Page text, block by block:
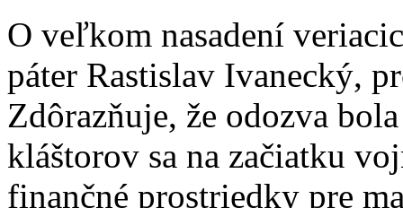
O veľkom nasadení
páter Rastislav Ivanecký,
Zdôrazňuje, že odozva
kláštorov sa na začiatku
finančné prostriedky pre